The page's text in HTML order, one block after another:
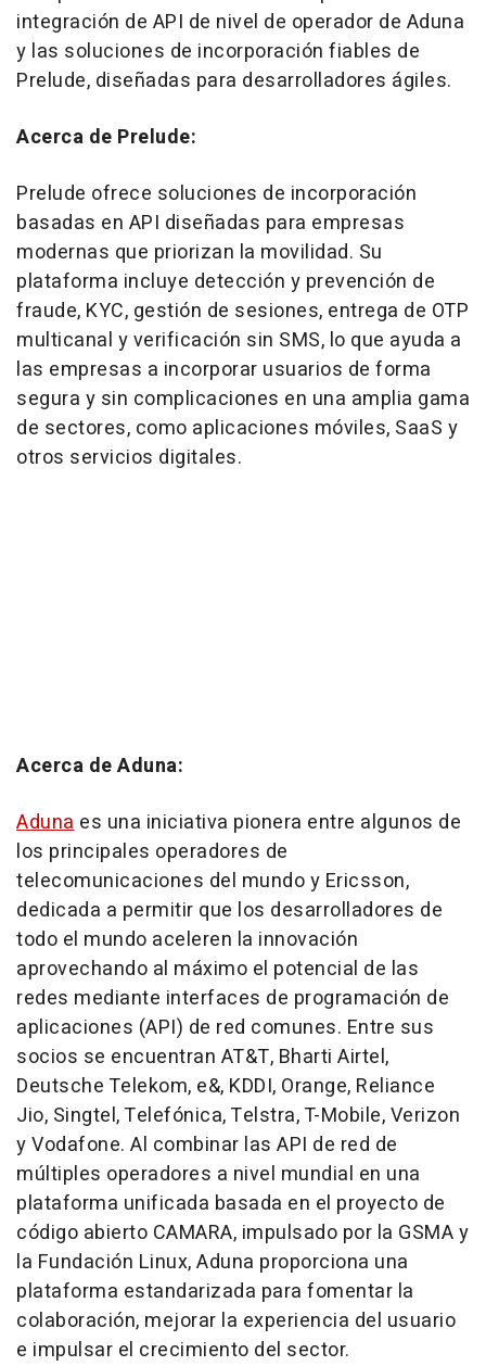
integración de API de nivel de operador de Aduna
y las soluciones de incorporación fiables de
Prelude, diseñadas para desarrolladores ágiles.
Acerca de Prelude:
Prelude ofrece soluciones de incorporación
basadas en API diseñadas para empresas
modernas que priorizan la movilidad. Su
plataforma incluye detección y prevención de
fraude, KYC, gestión de sesiones, entrega de OTP
multicanal y verificación sin SMS, lo que ayuda a
las empresas a incorporar usuarios de forma
segura y sin complicaciones en una amplia gama
de sectores, como aplicaciones móviles, SaaS y
otros servicios digitales.
Acerca de Aduna:
Adunaes una iniciativa pionera entre algunos de
los principales operadores de
telecomunicaciones del mundo y Ericsson,
dedicada a permitir que los desarrolladores de
todo el mundo aceleren la innovación
aprovechando al máximo el potencial de las
redes mediante interfaces de programación de
aplicaciones (API) de red comunes. Entre sus
socios se encuentran AT&T, Bharti Airtel,
Deutsche Telekom, e&, KDDI, Orange, Reliance
Jio, Singtel, Telefónica, Telstra, T-Mobile, Verizon
y Vodafone. Al combinar las API de red de
múltiples operadores a nivel mundial en una
plataforma unificada basada en el proyecto de
código abierto CAMARA, impulsado por la GSMA y
la Fundación Linux, Aduna proporciona una
plataforma estandarizada para fomentar la
colaboración, mejorar la experiencia del usuario
e impulsar el crecimiento del sector.